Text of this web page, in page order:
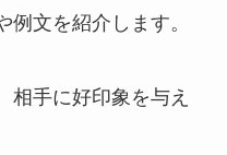
文を紹介します。
相手に好印象を与え